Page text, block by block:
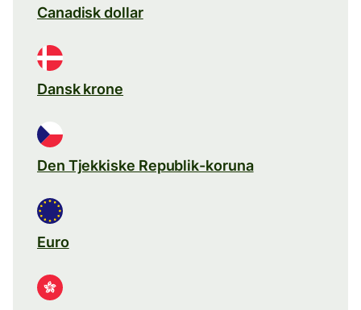
Canadisk dollar
Dansk krone
Den Tjekkiske Republik-koruna
Euro